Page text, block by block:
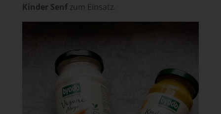
Kinder Senfzum Einsatz.